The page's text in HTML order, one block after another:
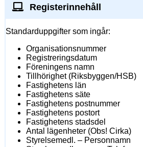
Registerinnehåll
Standarduppgifter som ingår:
Organisationsnummer
Registreringsdatum
Föreningens namn
Tillhörighet (Riksbyggen/HSB)
Fastighetens län
Fastighetens säte
Fastighetens postnummer
Fastighetens postort
Fastighetens stadsdel
Antal lägenheter (Obs! Cirka)
Styrelsemedl. – Personnamn